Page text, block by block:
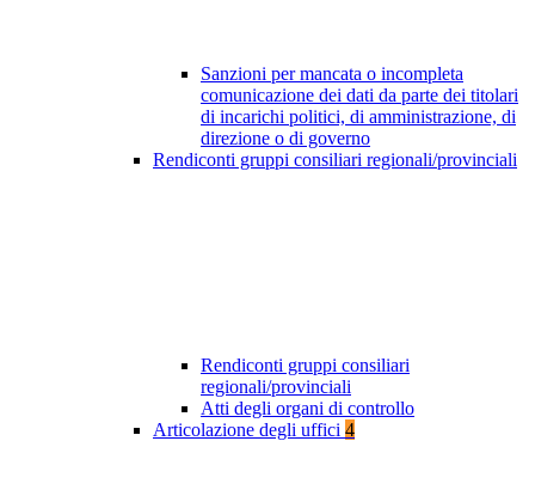
Sanzioni per mancata o incompleta
comunicazione dei dati da parte dei titolari
di incarichi politici, di amministrazione, di
direzione o di governo
Rendiconti gruppi consiliari regionali/provinciali
Rendiconti gruppi consiliari
regionali/provinciali
Atti degli organi di controllo
Articolazione degli uffici 4